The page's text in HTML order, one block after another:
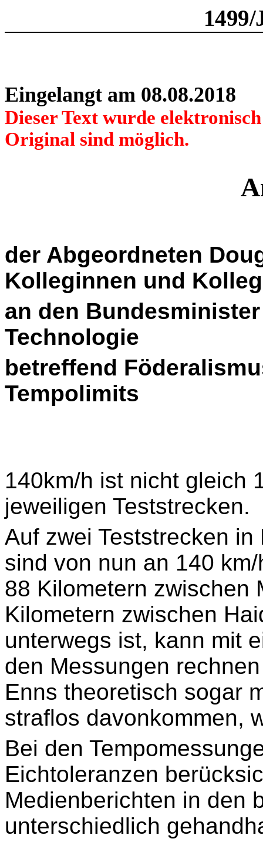
Eingelangt am 08.08.2018
Dieser Text wurde
Original sind möglich.
der Abgeordneten
Kolleginnen und
an den
Technologie
betreffend
Tempolimits
140km/h ist nicht gleich
jeweiligen Teststrecken.
Auf zwei Teststrecken
sind von nun an 140
88 Kilometern zwischen
Kilometern zwischen
unterwegs ist, kann mit
den Messungen
Enns theoretisch sogar
straflos davonkommen,
Bei den
Eichtoleranzen
Medienberichten in den
unterschiedlich